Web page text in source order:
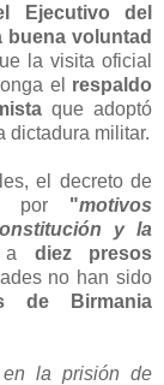
Ejecutivo del
buena voluntad
la visita oficial
el respaldo
que adoptó
dictadura militar.
el decreto de
por "motivos
y la
a diez presos
no han sido
de Birmania
en la prisión de